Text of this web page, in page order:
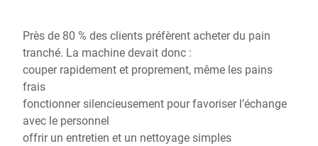
Près de 80 % des clients préfèrent acheter du pain
tranché. La machine devait donc :
couper rapidement et proprement, même les pains
frais
fonctionner silencieusement pour favoriser l’échange
avec le personnel
offrir un entretien et un nettoyage simples